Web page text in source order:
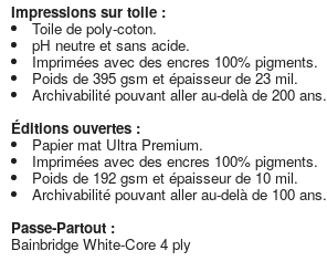
Impressions sur toile :
Toile de poly-coton.
pH neutre et sans acide.
Imprimées avec des encres 100% pigments.
Poids de 395 gsm et épaisseur de 23 mil.
Archivabilité pouvant aller au-delà de 200 ans.
Éditions ouvertes :
Papier mat Ultra Premium.
Imprimées avec des encres 100% pigments.
Poids de 192 gsm et épaisseur de 10 mil.
Archivabilité pouvant aller au-delà de 100 ans.
Passe-Partout :
Bainbridge White-Core 4 ply